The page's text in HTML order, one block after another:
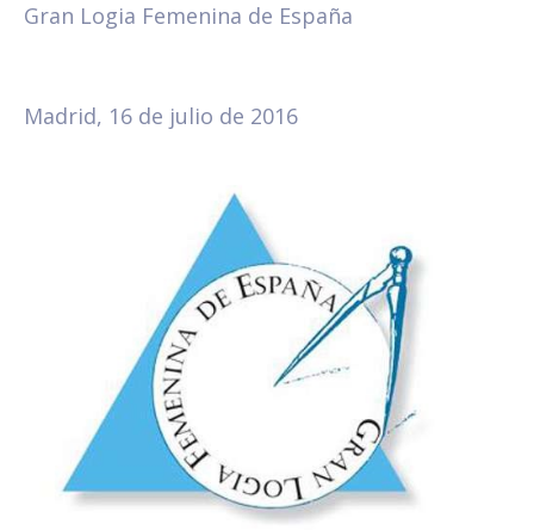
Gran Logia Femenina de España
Madrid, 16 de julio de 2016